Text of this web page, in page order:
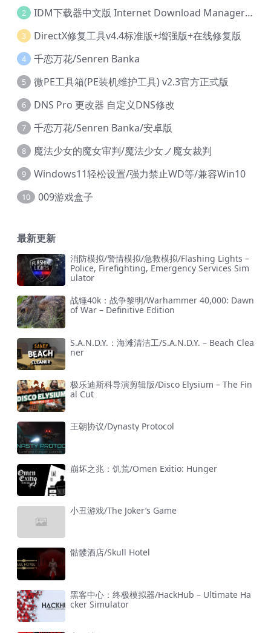
2 IDM下载器中文版 Internet Download Manager v6.42.36 IDM
3 DirectX修复工具v4.4标准版+增强版+在线修复版
4 千恋万花/Senren Banka
5 微PE工具箱(PE装机维护工具) v2.3官方正式版
6 DNS Pro 更改器 自定义DNS修改
7 千恋万花/Senren Banka/安卓版
8 魔法少女的魔女审判/魔法少女ノ魔女裁判
9 Windows11轻松设置/强力禁止WD等/兼容Win10
10 009游戏盒子
最新更新
消防模拟/警情模拟/急救模拟/Flashing Lights –
Police, Firefighting, Emergency Services Sim
ulator
战锤40k：战争黎明/Warhammer 40,000: Dawn
of War – Definitive Edition
S.A.N.D.Y.：海滩清洁工/S.A.N.D.Y. – Beach Clea
ner
极乐迪斯科导演剪辑版/Disco Elysium – The Fin
al Cut
王朝协议/Dynasty Protocol
崩坏之兆：饥荒/Omen Exitio: Hunger
小丑游戏/The Joker’s Game
骷髅酒店/Skull Hotel
黑客中心：终极模拟器/HackHub – Ultimate Ha
cker Simulator